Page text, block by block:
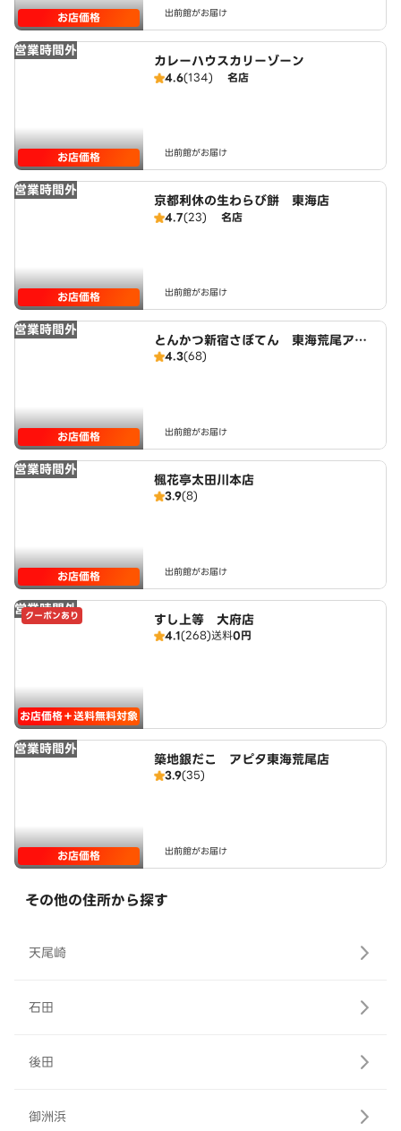
お店価格 出前館がお届け
営業時間外
お店価格
カレーハウスカリーゾーン
4.6(134) 名店
出前館がお届け
営業時間外
お店価格
京都利休の生わらび餅 東海店
4.7(23) 名店
出前館がお届け
営業時間外
お店価格
とんかつ新宿さぼてん 東海荒尾アピ
タ店
4.3(68)
出前館がお届け
営業時間外
お店価格
楓花亭太田川本店
3.9(8)
出前館がお届け
営業時間外
クーポンあり
お店価格＋送料無料対象
すし上等 大府店
4.1(268)送料0円
営業時間外
お店価格
築地銀だこ アピタ東海荒尾店
3.9(35)
出前館がお届け
その他の住所から探す
天尾崎
石田
後田
御洲浜